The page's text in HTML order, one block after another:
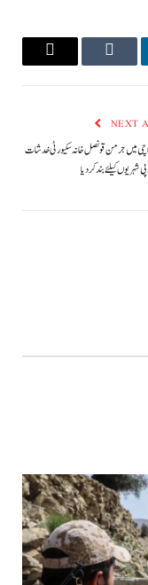
Tumblr
Email
NEXT
میں جرمن قونصل خانہ سکیورٹی خدشات
شہریوں کیلئے بند کردیا